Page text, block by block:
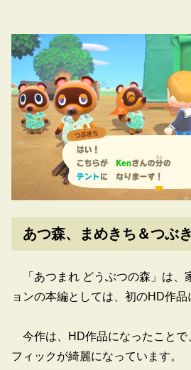
あつ森、まめきち＆つぶ
「あつまれ どうぶつの森」は、
ョンの本編としては、初のHD作品
今作は、HD作品になったことで
フィックが綺麗になっています。